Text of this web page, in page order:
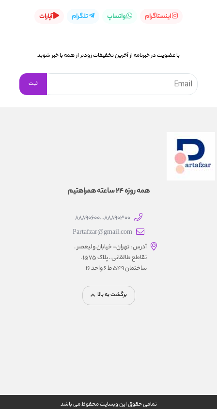
اینستاگرام واتساپ تلگرام آپارات
با عضویت در خبرنامه از آخرین تخفیفات زودتر از همه با خبر شوید
همه روزه 24 ساعته همراهتیم
88890300...88890600
Partafzar@gmail.com
آدرس : تهران- خیابان ولیعصر .
تقاطع طالقانی . پلاک 1575 .
ساختمان 549 ط 6 واحد 16
برگشت به بالا
تمامی حقوق این وبسایت محفوظ می باشد